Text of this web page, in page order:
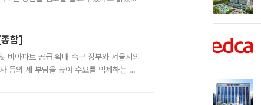
합]
비아파트 공급 확대 촉구 정부와 서울시의
등의 세 부담을 높여 수요를 억제하는 카